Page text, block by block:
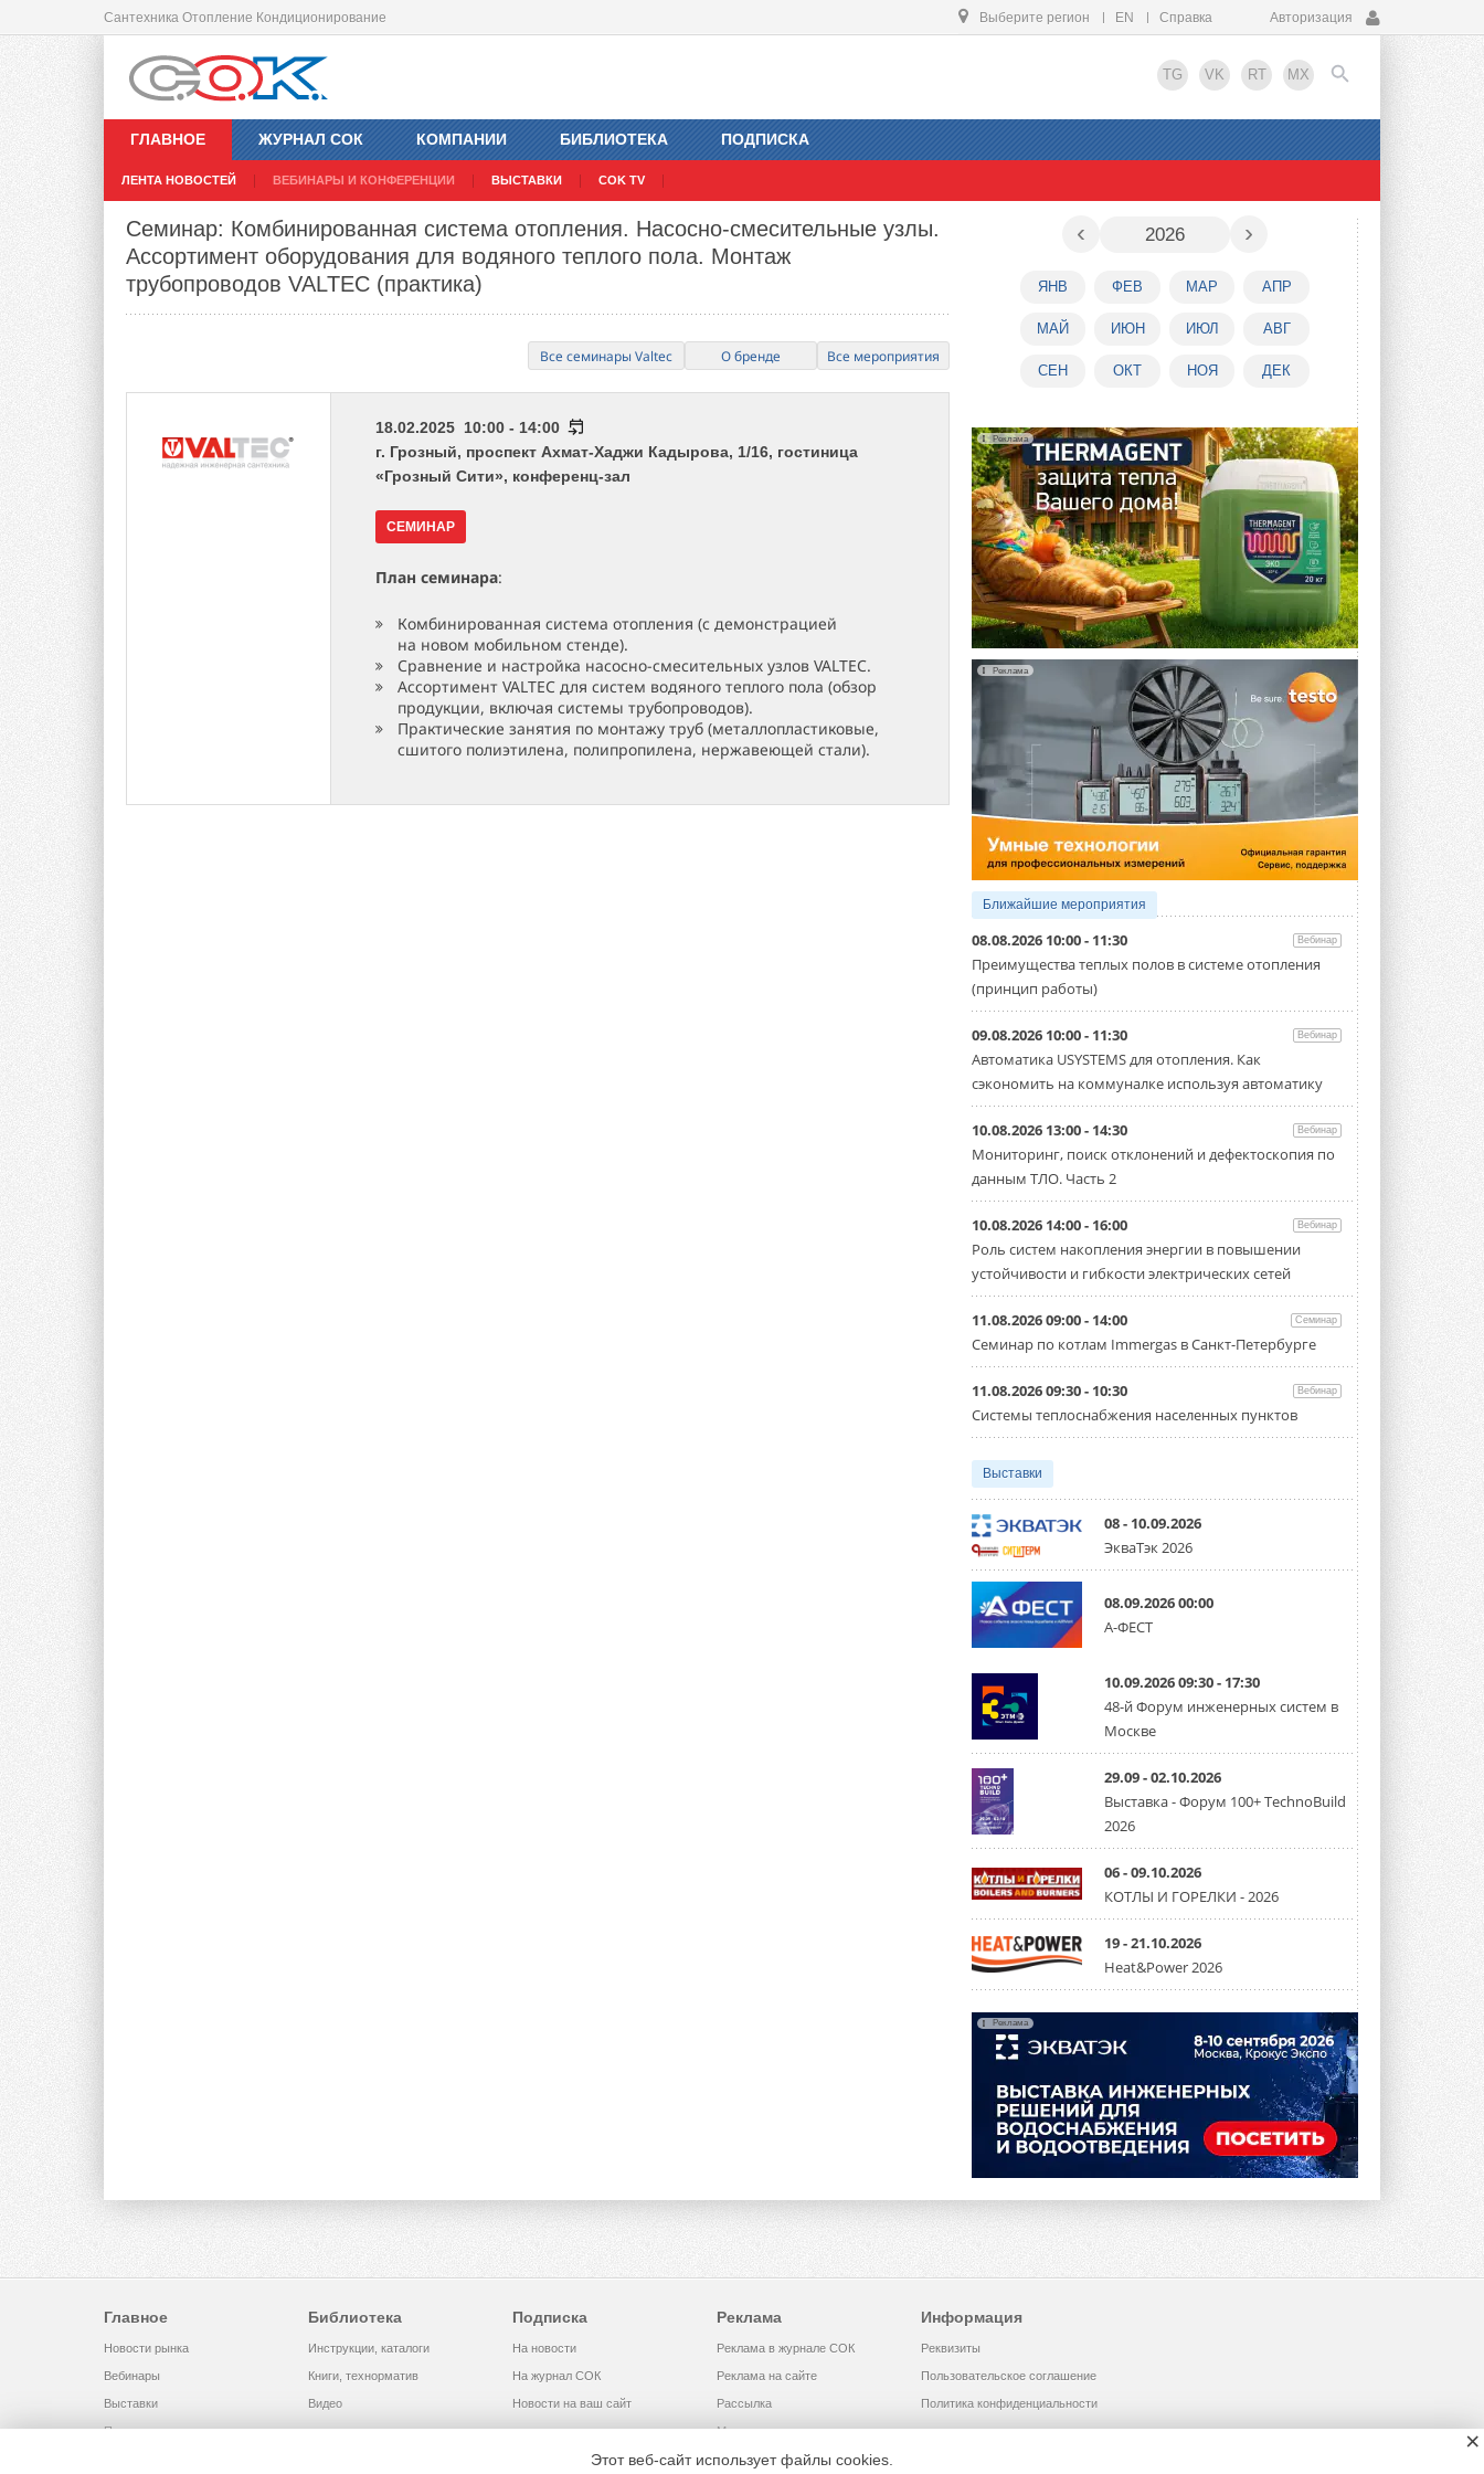
Сантехника Отопление Кондиционирование Выберите регион EN Справка Авторизация
TG VK RT MX
ГЛАВНОЕ
ЛЕНТА НОВОСТЕЙ ВЕБИНАРЫ И КОНФЕРЕНЦИИ ВЫСТАВКИ COK TV
ЖУРНАЛ СОК КОМПАНИИ БИБЛИОТЕКА ПОДПИСКА
EN
Семинар: Комбинированная система отопления. Насосно-смесительные узлы.
Ассортимент оборудования для водяного теплого пола. Монтаж
трубопроводов VALTEC (практика)
Все семинары Valtec О бренде Все мероприятия
18.02.2025 10:00 - 14:00
г. Грозный, проспект Ахмат-Хаджи Кадырова, 1/16, гостиница
«Грозный Сити», конференц-зал
СЕМИНАР
План семинара:
Комбинированная система отопления (с демонстрацией
на новом мобильном стенде).
Сравнение и настройка насосно-смесительных узлов VALTEC.
Ассортимент VALTEC для систем водяного теплого пола (обзор
продукции, включая системы трубопроводов).
Практические занятия по монтажу труб (металлопластиковые,
сшитого полиэтилена, полипропилена, нержавеющей стали).
‹ 2026 ›
ЯНВ ФЕВ МАР АПР
МАЙ ИЮН ИЮЛ АВГ
СЕН ОКТ НОЯ ДЕК
Реклама
Реклама
Ближайшие мероприятия
08.08.2026 10:00 - 11:30 Вебинар
Преимущества теплых полов в системе отопления
(принцип работы)
09.08.2026 10:00 - 11:30 Вебинар
Автоматика USYSTEMS для отопления. Как
сэкономить на коммуналке используя автоматику
10.08.2026 13:00 - 14:30 Вебинар
Мониторинг, поиск отклонений и дефектоскопия по
данным ТЛО. Часть 2
10.08.2026 14:00 - 16:00 Вебинар
Роль систем накопления энергии в повышении
устойчивости и гибкости электрических сетей
11.08.2026 09:00 - 14:00 Семинар
Семинар по котлам Immergas в Санкт-Петербурге
11.08.2026 09:30 - 10:30 Вебинар
Системы теплоснабжения населенных пунктов
Выставки
08 - 10.09.2026
ЭкваТэк 2026
08.09.2026 00:00
А-ФЕСТ
10.09.2026 09:30 - 17:30
48-й Форум инженерных систем в
Москве
29.09 - 02.10.2026
Выставка - Форум 100+ TechnoBuild
2026
06 - 09.10.2026
КОТЛЫ И ГОРЕЛКИ - 2026
19 - 21.10.2026
Heat&Power 2026
Реклама
Главное
Новости рынка
Вебинары
Выставки
Помощь
Библиотека
Инструкции, каталоги
Книги, технорматив
Видео
Подписка
На новости
На журнал СОК
Новости на ваш сайт
Реклама
Реклама в журнале СОК
Реклама на сайте
Рассылка
Медиакит
Информация
Реквизиты
Пользовательское соглашение
Политика конфиденциальности
Этот веб-сайт использует файлы cookies.
×